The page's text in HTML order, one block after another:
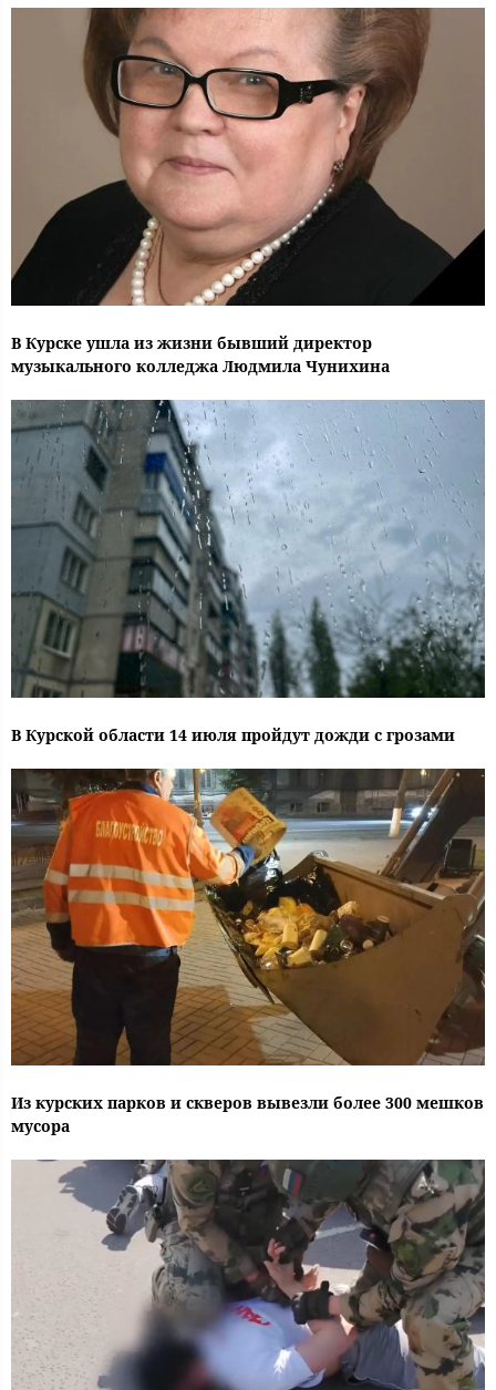
В Курске ушла из жизни бывший директор
музыкального колледжа Людмила Чунихина
В Курской области 14 июля пройдут дожди с грозами
Из курских парков и скверов вывезли более 300 мешков
мусора